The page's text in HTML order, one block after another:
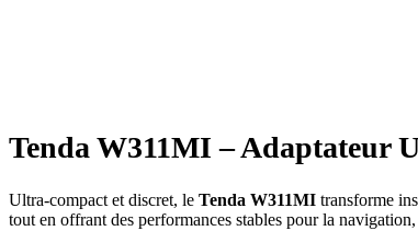
Tenda W311MI – Adaptateur
Ultra-compact et discret, le Tenda W311MI transforme
tout en offrant des performances stables pour la